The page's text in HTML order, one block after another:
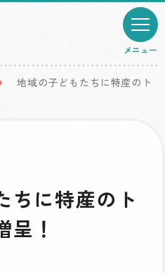
メニュー
地域の子どもたちに特産のト
ちに特産のト
呈！